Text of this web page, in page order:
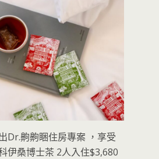
Dr.齁齁睏住房專案 ，享受
伊桑博士茶 2人入住$3,680